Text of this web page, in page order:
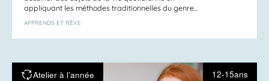
appliquant les méthodes traditionnelles du genre...
APPRENDS ET RÊVE
Atelier à l’année 12-15ans